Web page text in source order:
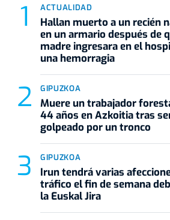
ACTUALIDAD
Hallan muerto a un recién
en un armario después de
madre ingresara en el
una hemorragia
GIPUZKOA
Muere un trabajador
44 años en Azkoitia tras
golpeado por un tronco
GIPUZKOA
Irun tendrá varias
tráfico el fin de semana
la Euskal Jira